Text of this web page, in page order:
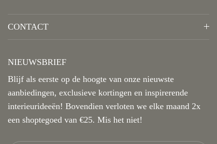
CONTACT
NIEUWSBRIEF
Blijf als eerste op de hoogte van onze nieuwste
aanbiedingen, exclusieve kortingen en inspirerende
interieurideeën! Bovendien verloten we elke maand 2x
een shoptegoed van €25. Mis het niet!